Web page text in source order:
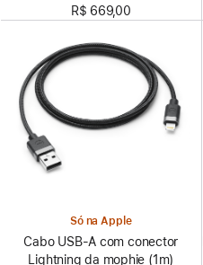
R$ 669,00
Só na Apple
Cabo USB-A com conector
Lightning da mophie (1m)